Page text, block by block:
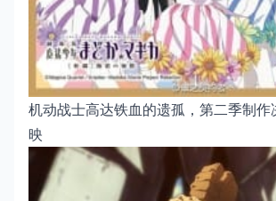
机动战士高达铁血的遗孤，第二季制作
映